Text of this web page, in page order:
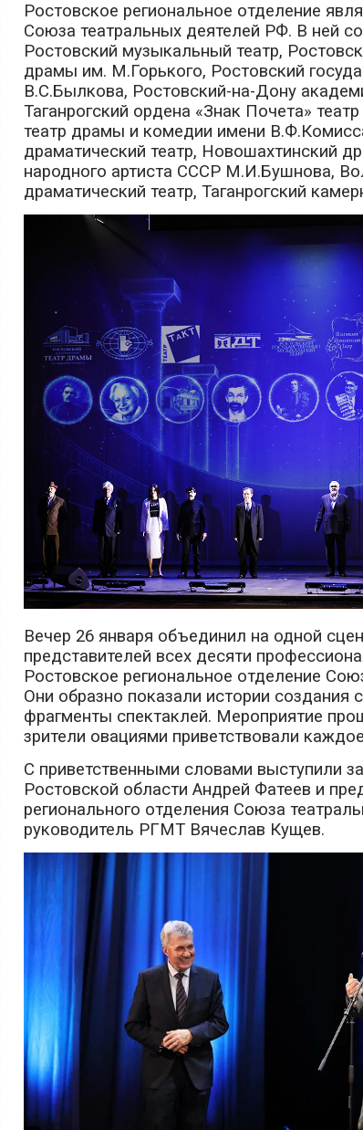
Ростовское региональное отделение
Союза театральных деятелей РФ. В ней
Ростовский музыкальный театр,
драмы им. М.Горького, Ростовский
В.С.Былкова, Ростовский-на-Дону
Таганрогский ордена «Знак Почета»
театр драмы и комедии имени
драматический театр, Новошахтинский
народного артиста СССР М.И.Бушнова,
драматический театр, Таганрогский
Вечер 26 января объединил на одной
представителей всех десяти
Ростовское региональное отделение
Они образно показали истории создания
фрагменты спектаклей. Мероприятие
зрители овациями приветствовали
С приветственными словами выступили
Ростовской области Андрей Фатеев и
регионального отделения Союза
руководитель РГМТ Вячеслав Кущев.